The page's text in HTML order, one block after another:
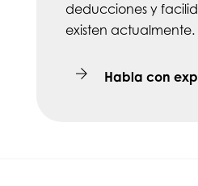
deducciones y
existen actualmente.
Habla con